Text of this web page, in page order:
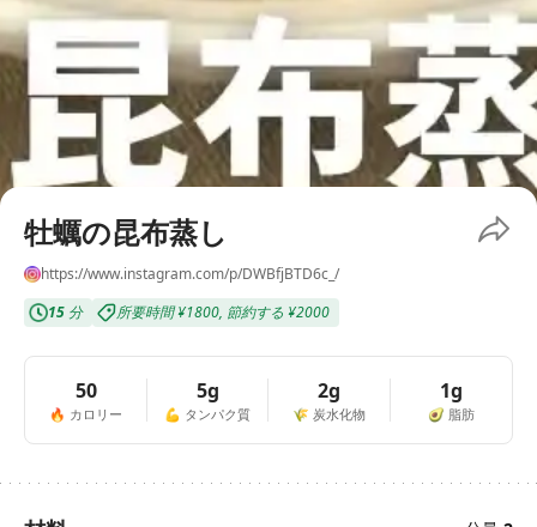
牡蠣の昆布蒸し
https://www.instagram.com/p/DWBfjBTD6c_/
15 分 所要時間¥1800, 節約する ¥2000
50
🔥 カロリー
5g
💪 タンパク質
2g
🌾 炭水化物
1g
🥑 脂肪